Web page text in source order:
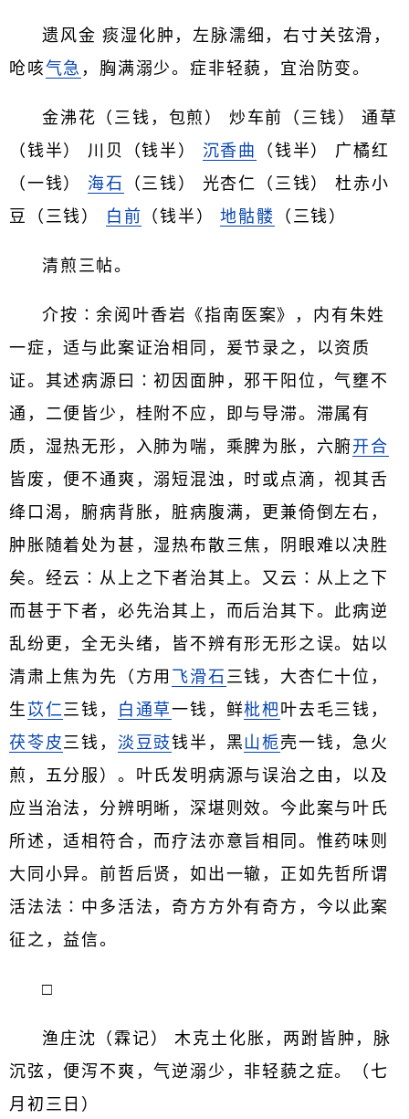
遗风金 痰湿化肿，左脉濡细，右寸关弦滑，
呛咳气急 ，胸满溺少。症非轻藐，宜治防变。
金沸花（三钱，包煎） 炒车前（三钱） 通草
（钱半） 川贝（钱半） 沉香曲
（钱半） 广橘红
（一钱） 海石
（三钱） 光杏仁（三钱） 杜赤小
豆（三钱）
白前 （钱半）地骷髅 （三钱）
清煎三帖。
介按∶余阅叶香岩《指南医案》，内有朱姓
一症，适与此案证治相同，爰节录之，以资质
证。其述病源曰∶初因面肿，邪干阳位，气壅不
通，二便皆少，桂附不应，即与导滞。滞属有
质，湿热无形，入肺为喘，乘脾为胀，六腑 开合
皆废，便不通爽，溺短混浊，时或点滴，视其舌
绛口渴，腑病背胀，脏病腹满，更兼倚倒左右，
肿胀随着处为甚，湿热布散三焦，阴眼难以决胜
矣。经云∶从上之下者治其上。又云∶从上之下
而甚于下者，必先治其上，而后治其下。此病逆
乱纷更，全无头绪，皆不辨有形无形之误。姑以
清肃上焦为先（方用
飞滑石 三钱，大杏仁十位，
生 苡仁三钱， 白通草一钱，鲜枇杷叶去毛三钱，
茯苓皮三钱， 淡豆豉钱半，黑 山栀壳一钱，急火
煎，五分服）。叶氏发明病源与误治之由，以及
应当治法，分辨明晰，深堪则效。今此案与叶氏
所述，适相符合，而疗法亦意旨相同。惟药味则
大同小异。前哲后贤，如出一辙，正如先哲所谓
活法法∶中多活法，奇方方外有奇方，今以此案
征之，益信。
□
渔庄沈（霖记） 木克土化胀，两跗皆肿，脉
沉弦，便泻不爽，气逆溺少，非轻藐之症。（七
月初三日）